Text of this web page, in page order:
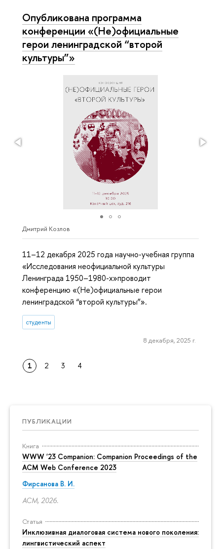
ПУБЛИКАЦИИ
Книга
WWW '23 Companion: Companion Proceedings of the
ACM Web Conference 2023
Фирсанова В. И.
ACM, 2026.
Статья
Инклюзивная диалоговая система нового поколения:
лингвистический аспект
Опубликована программа
конференции «(Не)официальные
герои ленинградской “второй
культуры”»
Дмитрий Козлов
11–12 декабря 2025 года научно-учебная группа
«Исследования неофициальной культуры
Ленинграда 1950–1980-х»проводит
конференцию «(Не)официальные герои
ленинградской “второй культуры”».
студенты
8 декабря, 2025 г.
1 2 3 4